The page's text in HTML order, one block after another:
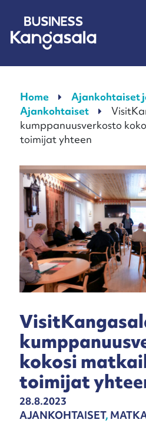
Home
Ajankohtaiset
Ajankohtaiset
kumppanuusverkosto
toimijat yhteen
kokosi
toimijat
28.8.2023
AJANKOHTAISET,